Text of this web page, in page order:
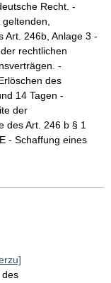
Recht. -
Art. 246b, Anlage 3 -
rechtlichen
-
des
14 Tagen -
der
des Art. 246 b § 1
- Schaffung eines
des